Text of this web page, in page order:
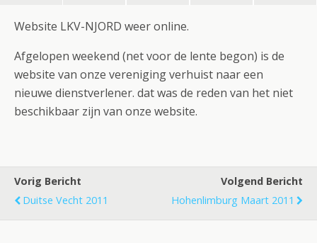
Website LKV-NJORD weer online.
Afgelopen weekend (net voor de lente begon) is de
website van onze vereniging verhuist naar een
nieuwe dienstverlener. dat was de reden van het niet
beschikbaar zijn van onze website.
Vorig Bericht
Duitse Vecht 2011
Volgend Bericht
Hohenlimburg Maart 2011